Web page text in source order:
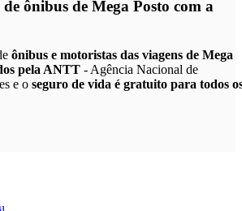
ônibus de Mega Posto com a
ônibus e motoristas das viagens de Mega
pela ANTT - Agência Nacional de
e o seguro de vida é gratuito para todos